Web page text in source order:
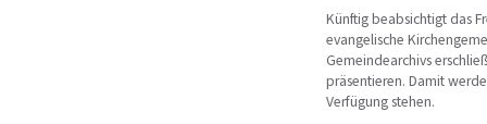
Künftig beabsichtigt das
evangelische
Gemeindearchivs
präsentieren. Damit
Verfügung stehen.